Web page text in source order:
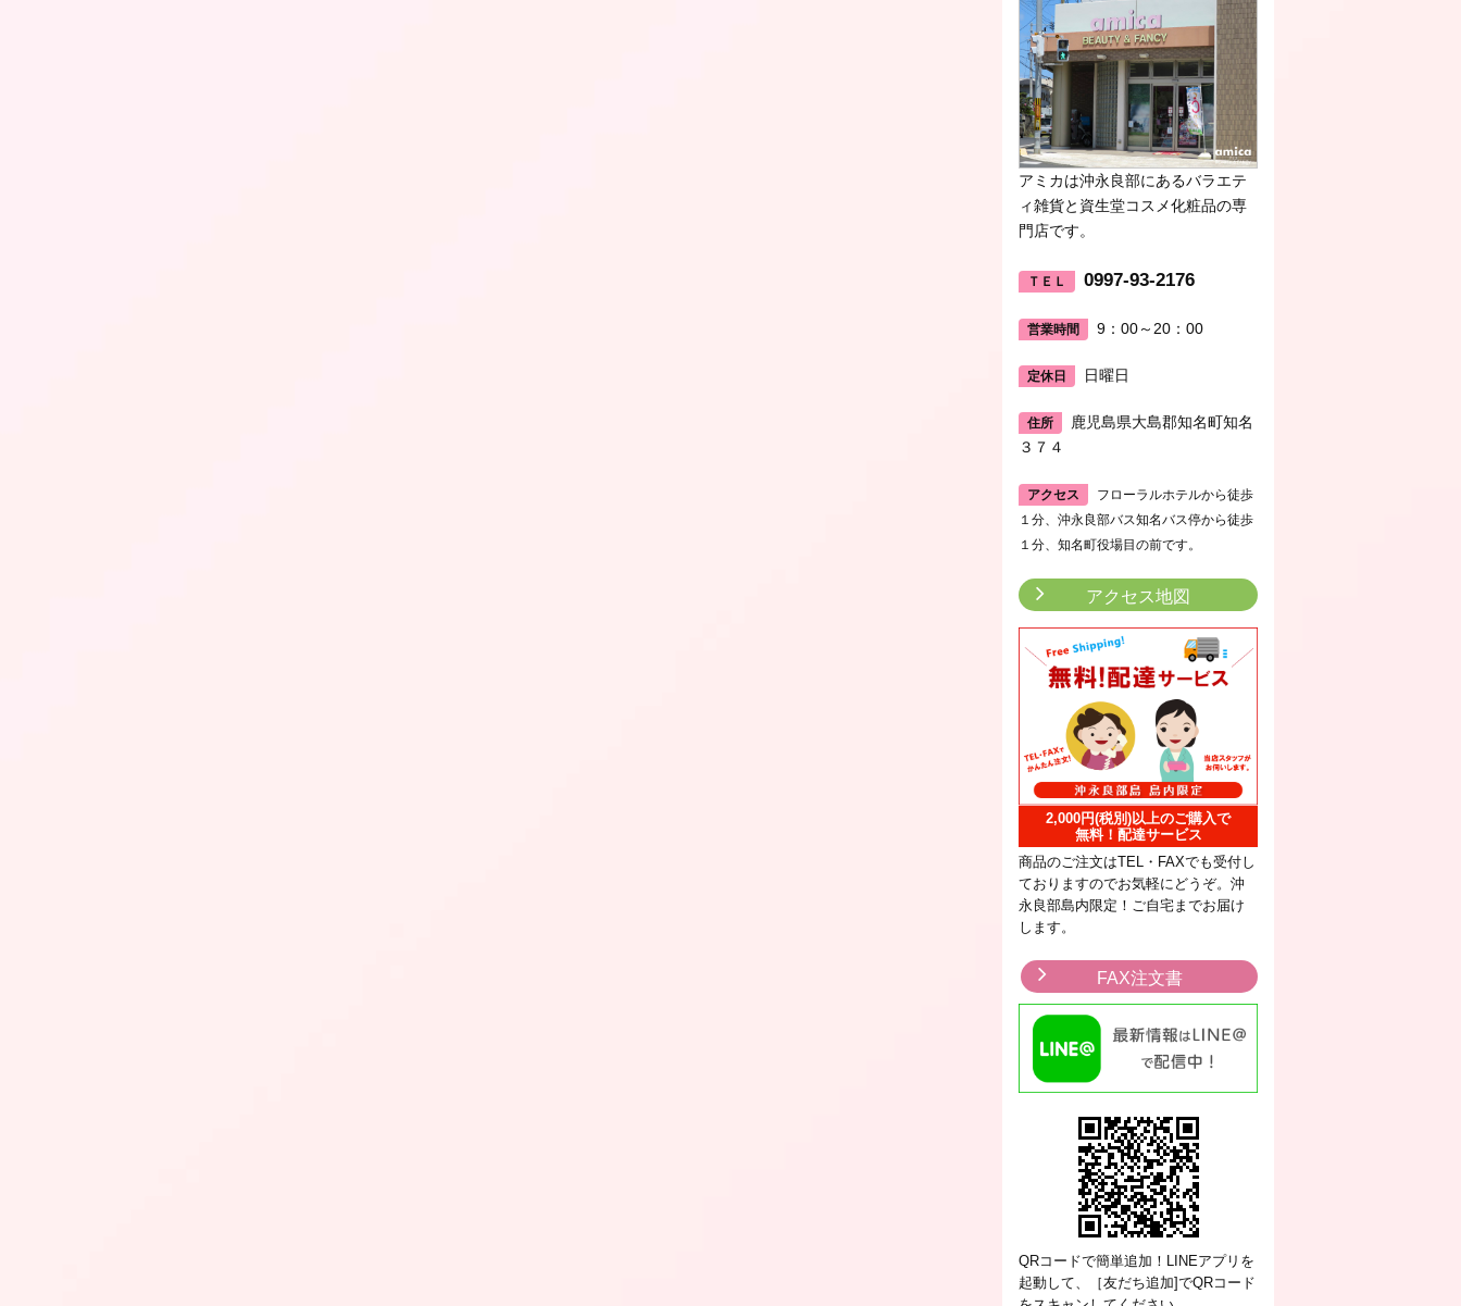
アミカは沖永良部にあるバラエテ
ィ雑貨と資生堂コスメ化粧品の専
門店です。
ＴＥＬ 0997-93-2176
営業時間 9：00～20：00
定休日 日曜日
住所
鹿児島県大島郡知名町知名
３７４
アクセス
フローラルホテルから徒歩
１分、沖永良部バス知名バス停から徒歩
１分、知名町役場目の前です。
アクセス地図
2,000円(税別)以上のご購入で
無料！配達サービス
商品のご注文はTEL・FAXでも受付し
ておりますのでお気軽にどうぞ。沖
永良部島内限定！ご自宅までお届け
します。
FAX注文書
QRコードで簡単追加！LINEアプリを
起動して、［友だち追加]でQRコード